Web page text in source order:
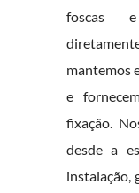
foscas e
mantemos
e
fixação.
desde a
instalação,